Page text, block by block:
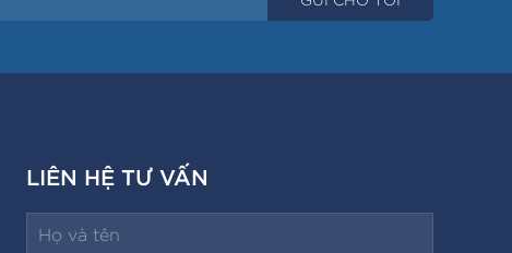
LIÊN HỆ TƯ VẤN